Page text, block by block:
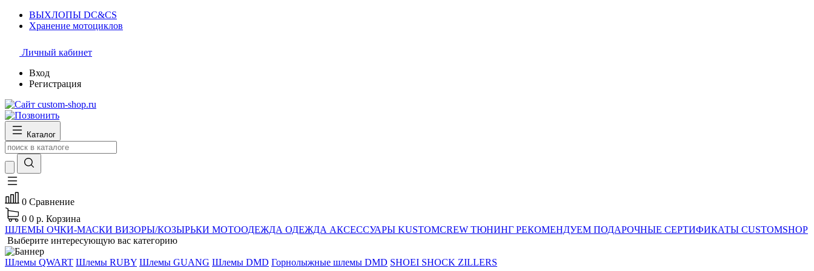
ВЫХЛОПЫ DC&CS
Хранение мотоциклов
Личный кабинет
Вход
Регистрация
Каталог
0 Сравнение
0 0 р. Корзина
ШЛЕМЫ ОЧКИ-МАСКИ ВИЗОРЫ/КОЗЫРЬКИ МОТООДЕЖДА ОДЕЖДА АКСЕССУАРЫ KUSTOMCREW ТЮНИНГ РЕКОМЕНДУЕМ ПОДАРОЧНЫЕ СЕРТИФИКАТЫ CUSTOMSHOP
Выберите интересующую вас категорию
Шлемы QWART Шлемы RUBY Шлемы GUANG Шлемы DMD Горнолыжные шлемы DMD SHOEI SHOCK ZILLERS